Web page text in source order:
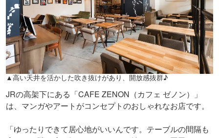
▲高い天井を活かした吹き抜けがあり、開放感抜群♪
JRの高架下にある「CAFE ZENON（カフェ ゼノン）」
は、マンガやアートがコンセプトのおしゃれなお店です。
「ゆったりできて居心地がいいんです。テーブルの間隔も